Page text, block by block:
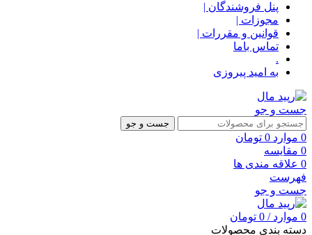
پنل فروشندگان |
مجوزات |
قوانین و مقررات |
تماس باما
.
به امید پیروزی
جست و جو
جست و جو
0 موارد 0 تومان
0 مقایسه
0 علاقه مندی ها
فهرست
جست و جو
0 موارد /
0 تومان
دسته بندی محصولات